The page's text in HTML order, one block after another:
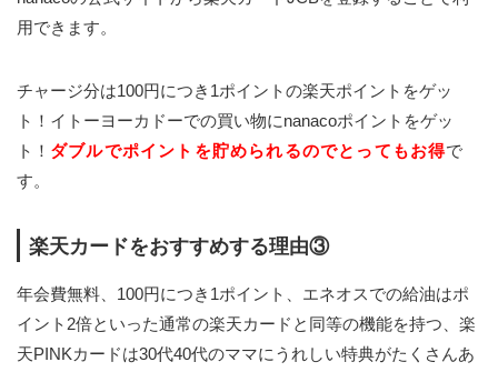
用できます。
チャージ分は100円につき1ポイントの楽天ポイントをゲッ
ト！イトーヨーカドーでの買い物にnanacoポイントをゲッ
ト！ ダブルでポイントを貯められるのでとってもお得で
す。
楽天カードをおすすめする理由③
年会費無料、100円につき1ポイント、エネオスでの給油はポ
イント2倍といった通常の楽天カードと同等の機能を持つ、楽
天PINKカードは30代40代のママにうれしい特典がたくさんあ